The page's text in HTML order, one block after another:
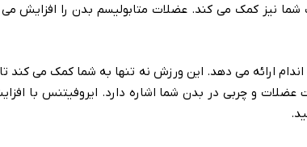
نیز کمک می کند. عضلات متابولیسم بدن را افزایش
اندام ارائه می دهد. این ورزش نه تنها به شما کمک می کند
عضلات و چربی در بدن شما اشاره دارد. ایروفیتنس با